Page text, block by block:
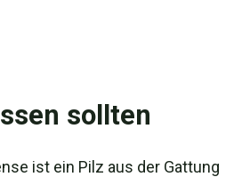
sollten
ist ein Pilz aus der Gattung